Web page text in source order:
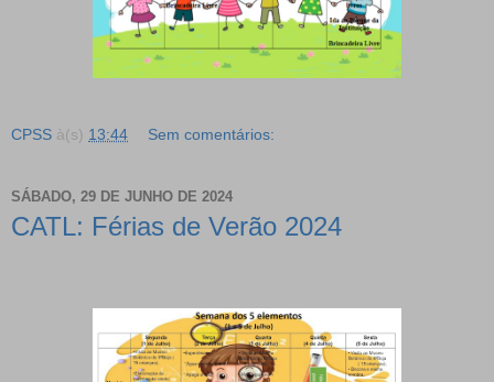
CPSS à(s) 13:44 Sem comentários:
SÁBADO, 29 DE JUNHO DE 2024
CATL: Férias de Verão 2024